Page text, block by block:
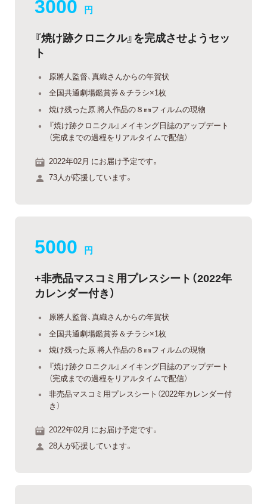
円
『焼け跡クロニクル』を完成させようセッ
ト
原將人監督、真織さんからの年賀状
全国共通劇場鑑賞券＆チラシ×1枚
焼け残った原 將人作品の８㎜フィルムの現物
『焼け跡クロニクル』メイキング日誌のアップデート
（完成までの過程をリアルタイムで配信）
2022年02月 にお届け予定です。
73人が応援しています。
5000 円
+非売品マスコミ用プレスシート（2022年
カレンダー付き）
原將人監督、真織さんからの年賀状
全国共通劇場鑑賞券＆チラシ×1枚
焼け残った原 將人作品の８㎜フィルムの現物
『焼け跡クロニクル』メイキング日誌のアップデート
（完成までの過程をリアルタイムで配信）
非売品マスコミ用プレスシート（2022年カレンダー付
き）
2022年02月 にお届け予定です。
28人が応援しています。